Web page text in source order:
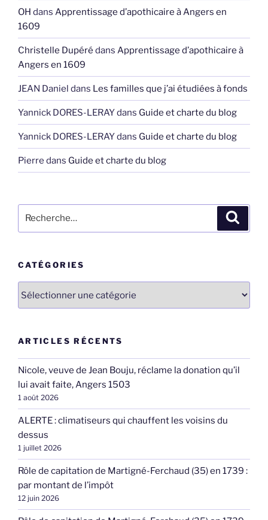
OH dans Apprentissage d’apothicaire à Angers en
1609
Christelle Dupéré dans Apprentissage d’apothicaire à
Angers en 1609
JEAN Daniel dans Les familles que j’ai étudiées à fonds
Yannick DORES-LERAYdans Guide et charte du blog
Yannick DORES-LERAYdans Guide et charte du blog
Pierre dans Guide et charte du blog
pour
CATÉGORIES
ARTICLES RÉCENTS
Nicole, veuve de Jean Bouju, réclame la donation qu’il
lui avait faite, Angers 1503
1 août 2026
ALERTE : climatiseurs qui chauffent les voisins du
dessus
1 juillet 2026
Rôle de capitation de Martigné-Ferchaud (35) en 1739 :
par montant de l’impôt
12 juin 2026